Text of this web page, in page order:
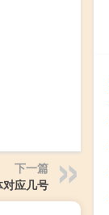
下一篇
应几号